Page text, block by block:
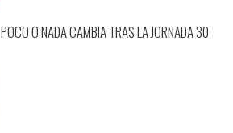
POCO O NADA CAMBIA TRAS LA JORNADA 30